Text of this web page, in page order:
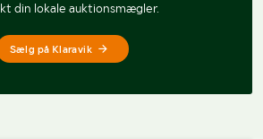
din lokale auktionsmægler.
Sælg på Klaravik